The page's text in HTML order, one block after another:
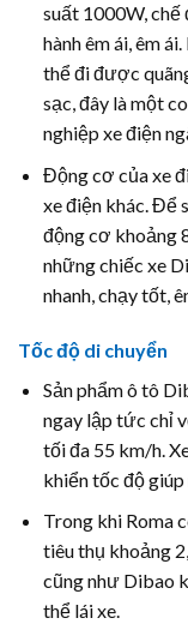
suất 1000W, chế
hành êm ái, êm
thể đi được
sạc, đây là một
nghiệp xe điện
Động cơ của xe
xe điện khác. Để
động cơ khoảng
những chiếc xe
nhanh, chạy tốt,
Tốc độ di chuyển
Sản phẩm ô tô
ngay lập tức chỉ
tối đa 55 km/h.
khiển tốc độ
Trong khi Roma
tiêu thụ khoảng
cũng như Dibao
thể lái xe.